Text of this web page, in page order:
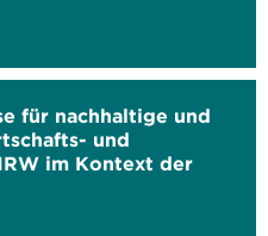
für nachhaltige und
und
im Kontext der